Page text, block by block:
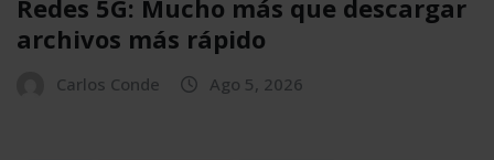
Redes 5G: Mucho más que descargar
archivos más rápido
Carlos Conde Ago 5, 2026